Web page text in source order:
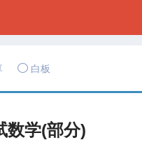
白板
数学(部分)